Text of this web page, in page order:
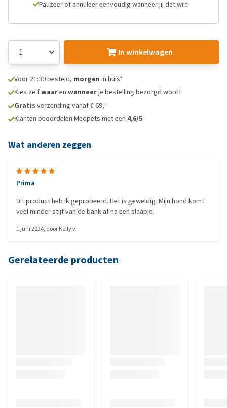
Pauzeer of annuleer eenvoudig wanneer jij dat wilt
In winkelwagen
Voor 21:30 besteld, morgen in huis*
Kies zelfwaaren wanneerje bestelling bezorgd wordt
Gratis verzending vanaf € 69,-
Klanten beoordelen Medpets met een 4,6/5
Wat anderen zeggen
Prima
Dit product heb ik geprobeerd. Het is geweldig. Mijn hond komt
veel minder stijf van de bank af na een slaapje.
1 juni 2024, doorKelly v
Gerelateerde producten